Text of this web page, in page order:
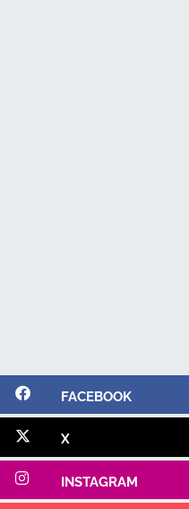
FACEBOOK
X
INSTAGRAM